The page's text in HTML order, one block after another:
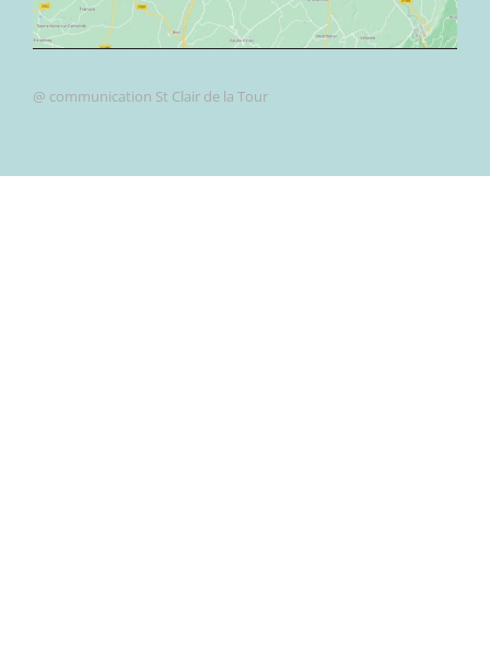
@ communication St Clair de la Tour